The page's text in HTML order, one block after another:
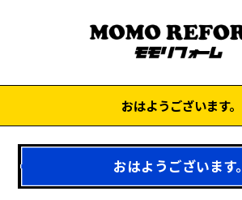
おはようございます。
おはようございます。